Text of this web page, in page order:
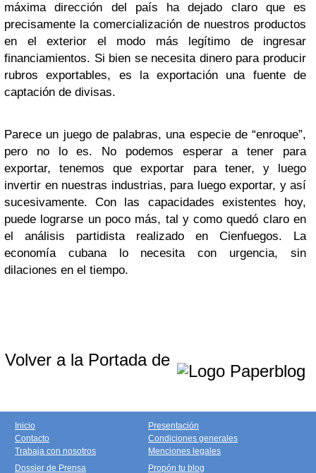
máxima dirección del país ha dejado claro que es
precisamente la comercialización de nuestros productos
en el exterior el modo más legítimo de ingresar
financiamientos. Si bien se necesita dinero para producir
rubros exportables, es la exportación una fuente de
captación de divisas.
Parece un juego de palabras, una especie de “enroque”,
pero no lo es. No podemos esperar a tener para
exportar, tenemos que exportar para tener, y luego
invertir en nuestras industrias, para luego exportar, y así
sucesivamente. Con las capacidades existentes hoy,
puede lograrse un poco más, tal y como quedó claro en
el análisis partidista realizado en Cienfuegos. La
economía cubana lo necesita con urgencia, sin
dilaciones en el tiempo.
Volver a la Portada de
Inicio
Contacto
Trabaja con nosotros
Presentación
Condiciones generales
Menciones legales
Dossier de Prensa
Propón tu blog